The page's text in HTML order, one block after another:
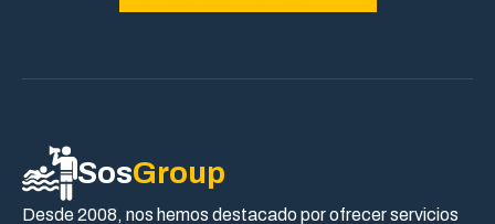
SosGroup
Desde 2008, nos hemos destacado por ofrecer servicios